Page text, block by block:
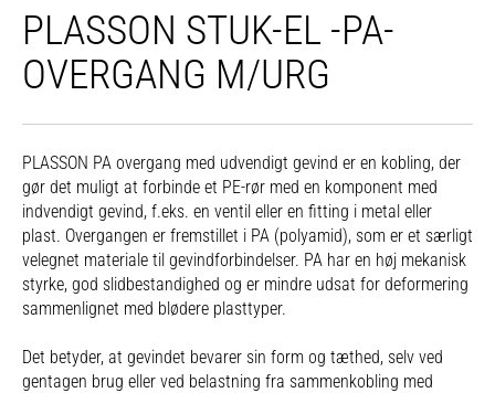
PLASSON STUK-EL -PA-
OVERGANG M/URG
PLASSON PA overgang med udvendigt gevind er en kobling, der
gør det muligt at forbinde et PE-rør med en komponent med
indvendigt gevind, f.eks. en ventil eller en fitting i metal eller
plast. Overgangen er fremstillet i PA (polyamid), som er et særligt
velegnet materiale til gevindforbindelser. PA har en høj mekanisk
styrke, god slidbestandighed og er mindre udsat for deformering
sammenlignet med blødere plasttyper.
Det betyder, at gevindet bevarer sin form og tæthed, selv ved
gentagen brug eller ved belastning fra sammenkobling med